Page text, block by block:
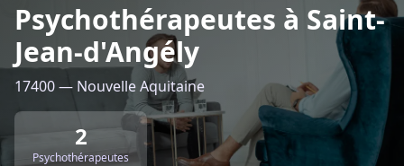
Psychothérapeutes à Saint-
Jean-d'Angély
17400 — Nouvelle Aquitaine
2
Psychothérapeutes